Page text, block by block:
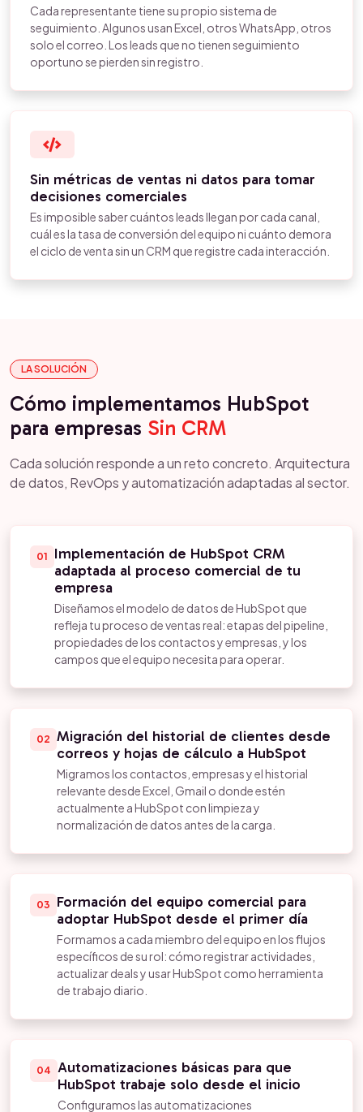
Cada representante tiene su propio sistema de
seguimiento. Algunos usan Excel, otros WhatsApp, otros
solo el correo. Los leads que no tienen seguimiento
oportuno se pierden sin registro.
Sin métricas de ventas ni datos para tomar
decisiones comerciales
Es imposible saber cuántos leads llegan por cada canal,
cuál es la tasa de conversión del equipo ni cuánto demora
el ciclo de venta sin un CRM que registre cada interacción.
LA SOLUCIÓN
Cómo implementamos HubSpot
para empresas Sin CRM
Cada solución responde a un reto concreto. Arquitectura
de datos, RevOps y automatización adaptadas al sector.
01
Implementación de HubSpot CRM
adaptada al proceso comercial de tu
empresa
Diseñamos el modelo de datos de HubSpot que
refleja tu proceso de ventas real: etapas del pipeline,
propiedades de los contactos y empresas, y los
campos que el equipo necesita para operar.
02 Migración del historial de clientes desde
correos y hojas de cálculo a HubSpot
Migramos los contactos, empresas y el historial
relevante desde Excel, Gmail o donde estén
actualmente a HubSpot con limpieza y
normalización de datos antes de la carga.
03
Formación del equipo comercial para
adoptar HubSpot desde el primer día
Formamos a cada miembro del equipo en los flujos
específicos de su rol: cómo registrar actividades,
actualizar deals y usar HubSpot como herramienta
de trabajo diario.
04 Automatizaciones básicas para que
HubSpot trabaje solo desde el inicio
Configuramos las automatizaciones